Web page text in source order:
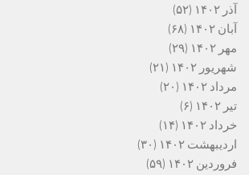
آذر ۱۴۰۲
(۵۲)
آبان ۱۴۰۲
(۶۸)
مهر ۱۴۰۲
(۲۹)
شهریور ۱۴۰۲
(۲۱)
مرداد ۱۴۰۲
(۲۰)
تیر ۱۴۰۲
(۶)
خرداد ۱۴۰۲
(۱۴)
اردیبهشت ۱۴۰۲
(۳۰)
فروردین ۱۴۰۲
(۵۹)